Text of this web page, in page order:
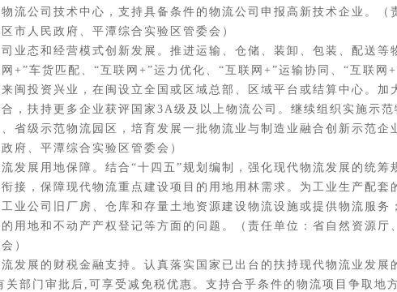
流公司技术中心，支持具备条件的物流公司申报高新技术企业。
市人民政府、平潭综合实验区管委会）
态和经营模式创新发展。推进运输、仓储、装卸、包装、配送等
+”车货匹配、“互联网+”运力优化、“互联网+”运输协同、“互联网
闽投资兴业，在闽设立全国或区域总部、区域平台或结算中心。
，扶持更多企业获评国家3A级及以上物流公司。继续组织实施示
省级示范物流园区，培育发展一批物流业与制造业融合创新示范
府、平潭综合实验区管委会）
展用地保障。结合“十四五”规划编制，强化现代物流发展的统筹
接，保障现代物流重点建设项目的用地用林需求。为工业生产配套
业公司旧厂房、仓库和存量土地资源建设物流设施或提供物流服
用地和不动产产权登记等方面的问题。（责任单位：省自然资源
）
展的财税金融支持。认真落实国家已出台的扶持现代物流业发展
关部门审批后,可享受减免税优惠。支持合乎条件的物流项目争取地